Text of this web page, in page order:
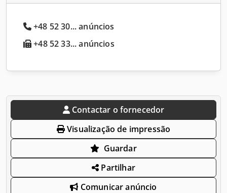
+48 52 30... anúncios
+48 52 33... anúncios
Contactar o fornecedor
Visualização de impressão
Guardar
Partilhar
Comunicar anúncio